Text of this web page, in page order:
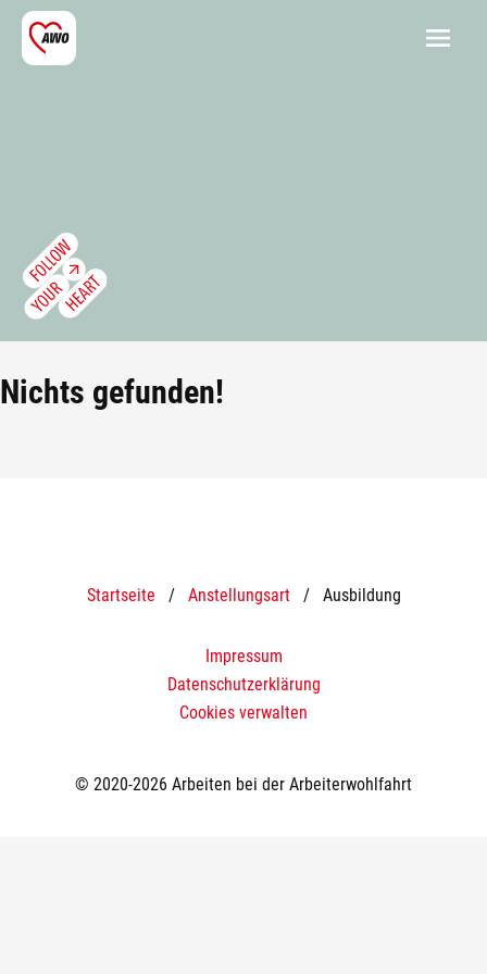
Nichts gefunden!
Startseite / Anstellungsart/ Ausbildung
Impressum
Datenschutzerklärung
Cookies verwalten
© 2020-2026 Arbeiten bei der Arbeiterwohlfahrt